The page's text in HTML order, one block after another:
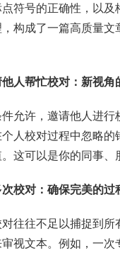
符号的正确性，以
构成了一篇高质量
他人帮忙校对：新视角
允许，邀请他人进
人校对过程中忽略
这可以是你的同事、
校对：确保完美的过
往往不足以捕捉到
视文本。例如，一